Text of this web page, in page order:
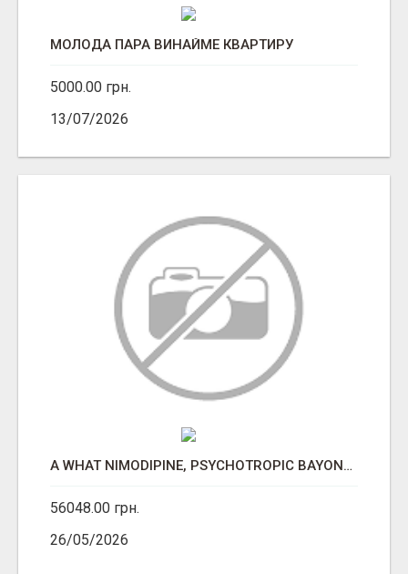
МОЛОДА ПАРА ВИНАЙМЕ КВАРТИРУ
5000.00 грн.
13/07/2026
A WHAT NIMODIPINE, PSYCHOTROPIC BAYONETING.
56048.00 грн.
26/05/2026